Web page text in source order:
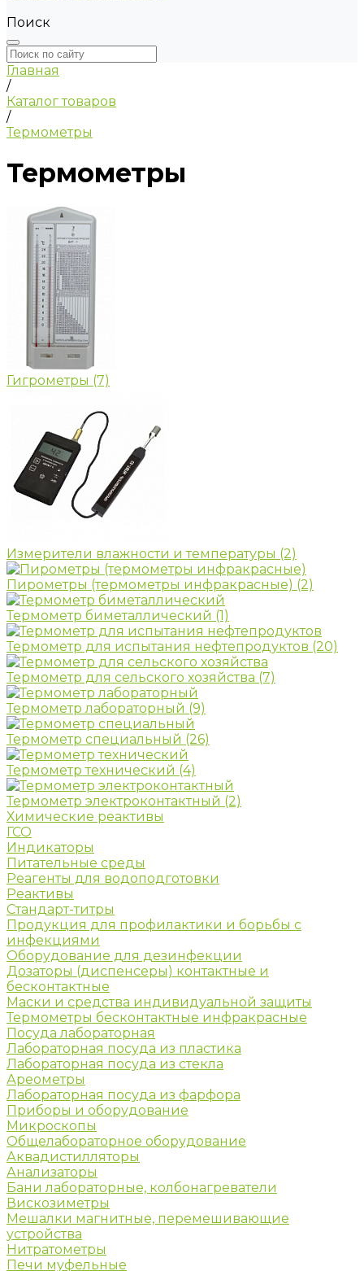
Поиск
Главная
/
Каталог товаров
/
Термометры
Термометры
Гигрометры (7)
Измерители влажности и температуры (2)
Пирометры (термометры инфракрасные) (2)
Термометр биметаллический (1)
Термометр для испытания нефтепродуктов (20)
Термометр для сельского хозяйства (7)
Термометр лабораторный (9)
Термометр специальный (26)
Термометр технический (4)
Термометр электроконтактный (2)
Химические реактивы
ГСО
Индикаторы
Питательные среды
Реагенты для водоподготовки
Реактивы
Стандарт-титры
Продукция для профилактики и борьбы с
инфекциями
Оборудование для дезинфекции
Дозаторы (диспенсеры) контактные и
бесконтактные
Маски и средства индивидуальной защиты
Термометры бесконтактные инфракрасные
Посуда лабораторная
Лабораторная посуда из пластика
Лабораторная посуда из стекла
Ареометры
Лабораторная посуда из фарфора
Приборы и оборудование
Микроскопы
Общелабораторное оборудование
Аквадистилляторы
Анализаторы
Бани лабораторные, колбонагреватели
Вискозиметры
Мешалки магнитные, перемешивающие
устройства
Нитратометры
Печи муфельные